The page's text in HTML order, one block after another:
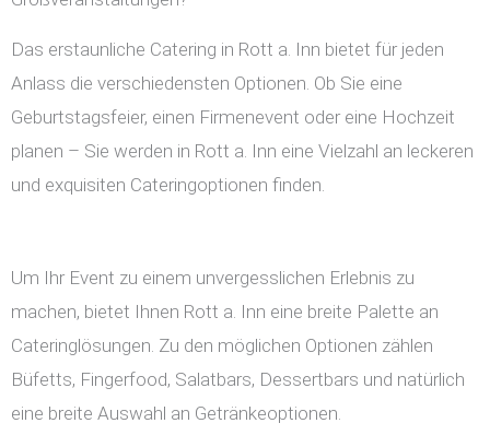
Das erstaunliche Catering in Rott a. Inn bietet für jeden
Anlass die verschiedensten Optionen. Ob Sie eine
Geburtstagsfeier, einen Firmenevent oder eine Hochzeit
planen – Sie werden in Rott a. Inn eine Vielzahl an leckeren
und exquisiten Cateringoptionen finden.
Um Ihr Event zu einem unvergesslichen Erlebnis zu
machen, bietet Ihnen Rott a. Inn eine breite Palette an
Cateringlösungen. Zu den möglichen Optionen zählen
Büfetts, Fingerfood, Salatbars, Dessertbars und natürlich
eine breite Auswahl an Getränkeoptionen.